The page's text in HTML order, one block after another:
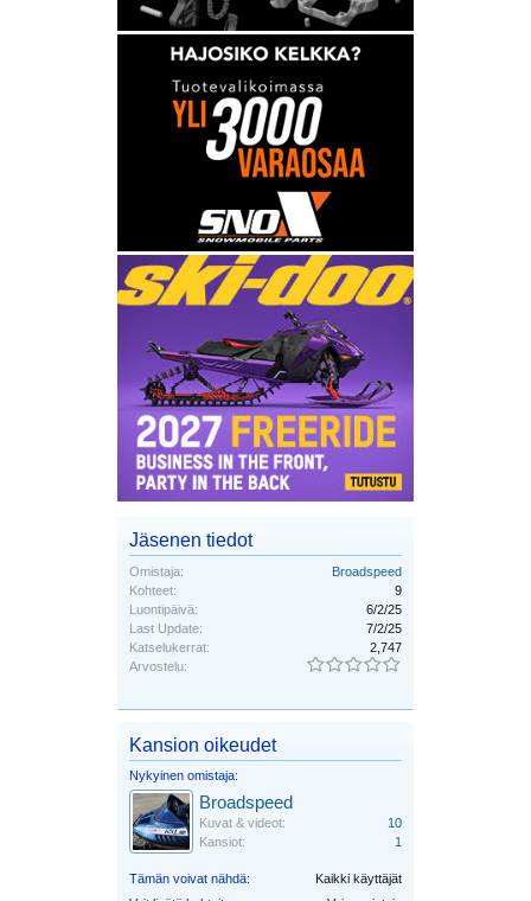
Jäsenen tiedot
Omistaja:
Broadspeed
Kohteet:
9
Luontipäivä:
6/2/25
Last Update:
7/2/25
Katselukerrat:
2,747
Arvostelu:
Kansion oikeudet
Nykyinen omistaja:
Broadspeed
Kuvat & videot:
10
Kansiot:
1
Tämän voivat nähdä:
Kaikki käyttäjät